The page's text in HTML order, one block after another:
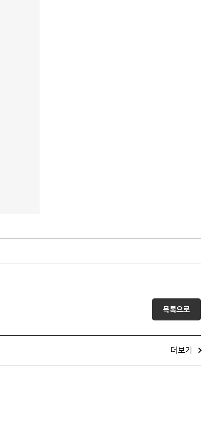
목록으로
더보기